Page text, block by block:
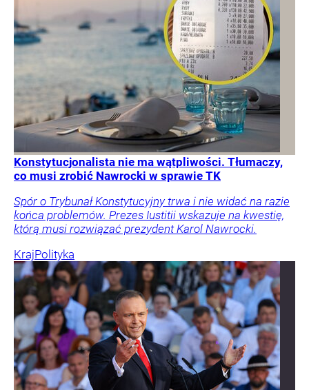
Konstytucjonalista nie ma wątpliwości. Tłumaczy,
co musi zrobić Nawrocki w sprawie TK
Spór o Trybunał Konstytucyjny trwa i nie widać na razie
końca problemów. Prezes Iustitii wskazuje na kwestię,
którą musi rozwiązać prezydent Karol Nawrocki.
KrajPolityka